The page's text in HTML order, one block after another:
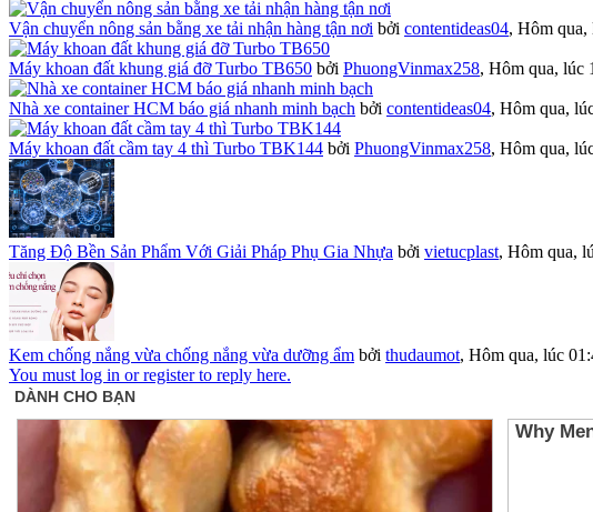
Vận chuyển nông sản bằng xe tải nhận hàng tận nơi bởi contentideas04, Hôm qua,
Máy khoan đất khung giá đỡ Turbo TB650 bởi PhuongVinmax258, Hôm qua, lúc
Nhà xe container HCM báo giá nhanh minh bạch bởi contentideas04, Hôm qua,
Máy khoan đất cầm tay 4 thì Turbo TBK144 bởi PhuongVinmax258, Hôm qua,
Tăng Độ Bền Sản Phẩm Với Giải Pháp Phụ Gia Nhựa bởi vietucplast, Hôm qua,
Kem chống nắng vừa chống nắng vừa dưỡng ẩm bởi thudaumot, Hôm qua, lúc
You must log in or register to reply here.